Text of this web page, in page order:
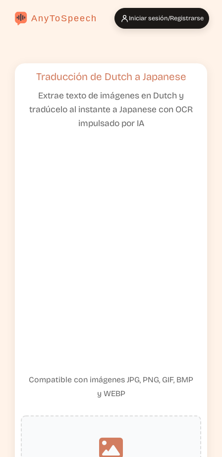
AnyToSpeech Iniciar sesión/Registrarse
Traducción de Dutch a Japanese
Extrae texto de imágenes en Dutch y
tradúcelo al instante a Japanese con OCR
impulsado por IA
Compatible con imágenes JPG, PNG, GIF, BMP
y WEBP